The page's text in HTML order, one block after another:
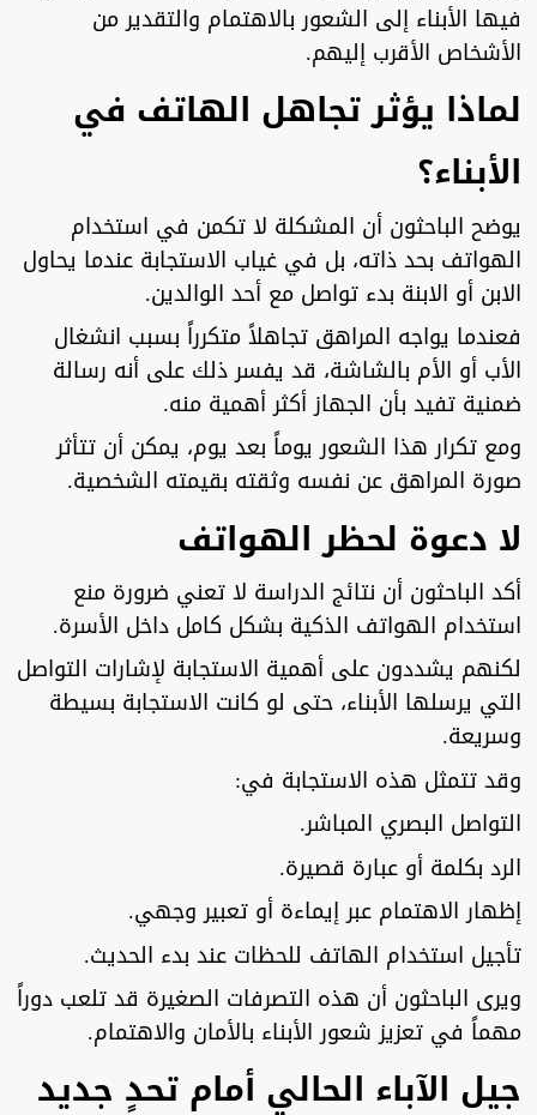
فيها الأبناء إلى الشعور بالاهتمام والتقدير من
الأشخاص الأقرب إليهم.
لماذا يؤثر تجاهل الهاتف في
الأبناء؟
يوضح الباحثون أن المشكلة لا تكمن في استخدام
الهواتف بحد ذاته، بل في غياب الاستجابة عندما يحاول
الابن أو الابنة بدء تواصل مع أحد الوالدين.
فعندما يواجه المراهق تجاهلاً متكرراً بسبب انشغال
الأب أو الأم بالشاشة، قد يفسر ذلك على أنه رسالة
ضمنية تفيد بأن الجهاز أكثر أهمية منه.
ومع تكرار هذا الشعور يوماً بعد يوم، يمكن أن تتأثر
صورة المراهق عن نفسه وثقته بقيمته الشخصية.
لا دعوة لحظر الهواتف
أكد الباحثون أن نتائج الدراسة لا تعني ضرورة منع
استخدام الهواتف الذكية بشكل كامل داخل الأسرة.
لكنهم يشددون على أهمية الاستجابة لإشارات التواصل
التي يرسلها الأبناء، حتى لو كانت الاستجابة بسيطة
وسريعة.
وقد تتمثل هذه الاستجابة في:
التواصل البصري المباشر.
الرد بكلمة أو عبارة قصيرة.
إظهار الاهتمام عبر إيماءة أو تعبير وجهي.
تأجيل استخدام الهاتف للحظات عند بدء الحديث.
ويرى الباحثون أن هذه التصرفات الصغيرة قد تلعب دوراً
مهماً في تعزيز شعور الأبناء بالأمان والاهتمام.
جيل الآباء الحالي أمام تحدٍ جديد